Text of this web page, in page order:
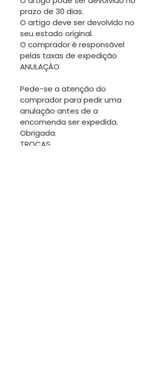
prazo de 30 dias.
O artigo deve ser devolvido no
seu estado original.
O comprador é responsável
pelas taxas de expedição
ANULAÇÀO
Pede-se a atenção do
comprador para pedir uma
anulação antes de a
encomenda ser expedida.
Obrigada.
TROCAS